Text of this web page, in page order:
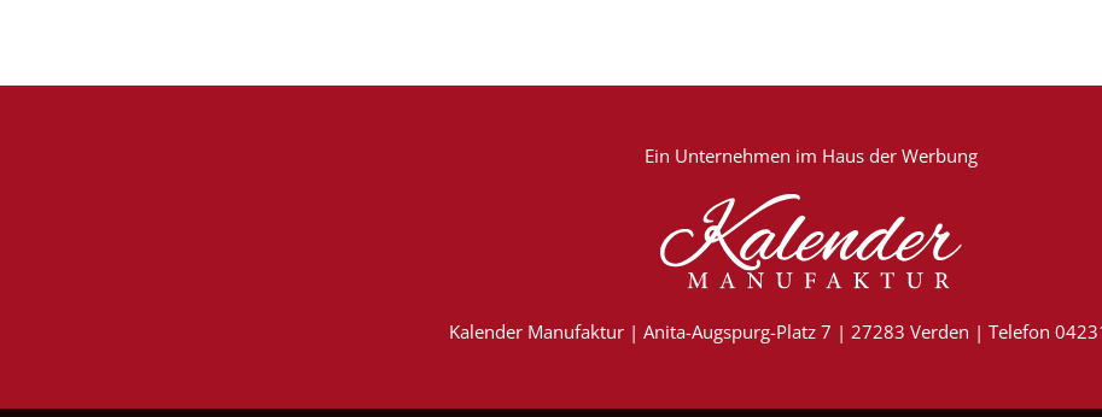
Ein Unternehmen im Haus der Werbung
Kalender Manufaktur | Anita-Augspurg-Platz 7 | 27283 Verden | Telefon